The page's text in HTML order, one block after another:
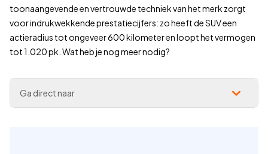
Ga direct naar
toonaangevende en vertrouwde techniek van het merk zorgt
voor indrukwekkende prestatiecijfers: zo heeft de SUV een
actieradius tot ongeveer 600 kilometer en loopt het vermogen
tot 1.020 pk. Wat heb je nog meer nodig?